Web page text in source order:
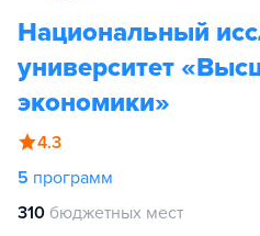
Национальный
университет
экономики»
4.3
5 программ
310 бюджетных мест